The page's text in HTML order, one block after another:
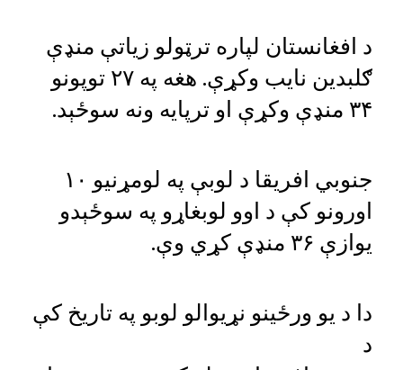
د افغانستان لپاره ترټولو زیاتې منډې
ګلبدین نایب وکړې. هغه په ۲۷ توپونو
۳۴ منډې وکړې او ترپایه ونه سوځېد.
جنوبي افریقا د لوبې په لومړنیو ۱۰
اورونو کې د اوو لوبغاړو په سوځېدو
یوازې ۳۶ منډې کړي وې.
دا د یو ورځینو نړیوالو لوبو په تاریخ کې
د